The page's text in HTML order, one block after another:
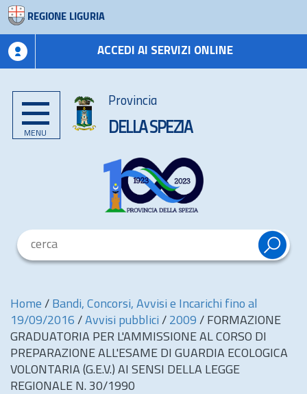
REGIONE LIGURIA
ACCEDI AI SERVIZI ONLINE
MENU
Provincia
DELLA SPEZIA
Home / Bandi, Concorsi, Avvisi e Incarichi fino al
19/09/2016 / Avvisi pubblici / 2009 / FORMAZIONE
GRADUATORIA PER L'AMMISSIONE AL CORSO DI
PREPARAZIONE ALL'ESAME DI GUARDIA ECOLOGICA
VOLONTARIA (G.E.V.) AI SENSI DELLA LEGGE
REGIONALE N. 30/1990